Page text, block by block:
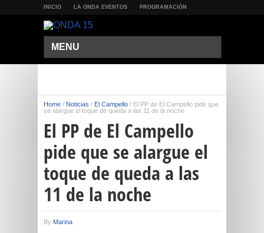
INICIO LA ONDA EVENTOS PROGRAMACIÓN
MENU
Home / Noticias / El Campello / El PP de El Campello pide que
se alargue el toque de queda a las 11 de la noche
El PP de El Campello
pide que se alargue el
toque de queda a las
11 de la noche
By Marina